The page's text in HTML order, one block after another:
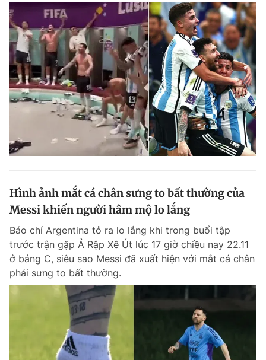
Hình ảnh mắt cá chân sưng to bất thường của
Messi khiến người hâm mộ lo lắng
Báo chí Argentina tỏ ra lo lắng khi trong buổi tập
trước trận gặp Ả Rập Xê Út lúc 17 giờ chiều nay 22.11
ở bảng C, siêu sao Messi đã xuất hiện với mắt cá chân
phải sưng to bất thường.